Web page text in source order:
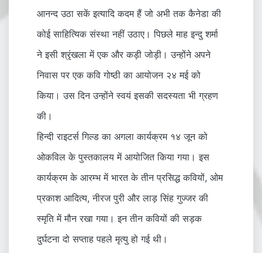
आनन्द उठा सकें इत्यादि कदम हैं जो अभी तक कैनेडा की
कोई साहित्यिक संस्था नहीं उठाए। पिछले माह इन्दु शर्मा
ने इसी श्रृंखला में एक और कड़ी जोड़ी। उन्होंने अपने
निवास पर एक कवि गोष्ठी का आयोजन २४ मई को
किया। उस दिन उन्होंने स्वयं इसकी सदस्यता भी ग्रहण
की।
हिन्दी राइटर्स गिल्ड का अगला कार्यक्रम १४ जून को
ओकविल के पुस्तकालय में आयोजित किया गया। इस
कार्यक्रम के आरम्भ में भारत के तीन प्रसिद्ध कवियों, ओम
प्रकाश आदित्य, नीरज पुरी और लाड़ सिंह गुज्जर की
स्मृति में मौन रखा गया। इन तीन कवियों की सड़क
दुर्घटना दो सप्ताह पहले मृत्यु हो गई थी।